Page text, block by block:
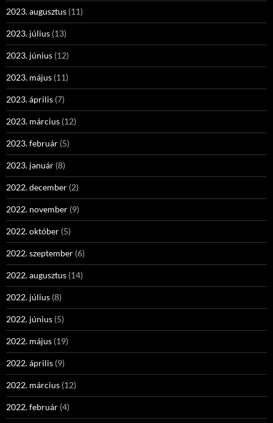
2023. augusztus (11)
2023. július (13)
2023. június (12)
2023. május (11)
2023. április (7)
2023. március (12)
2023. február (5)
2023. január (8)
2022. december (2)
2022. november (9)
2022. október (5)
2022. szeptember (6)
2022. augusztus (14)
2022. július (8)
2022. június (5)
2022. május (19)
2022. április (9)
2022. március (12)
2022. február (4)